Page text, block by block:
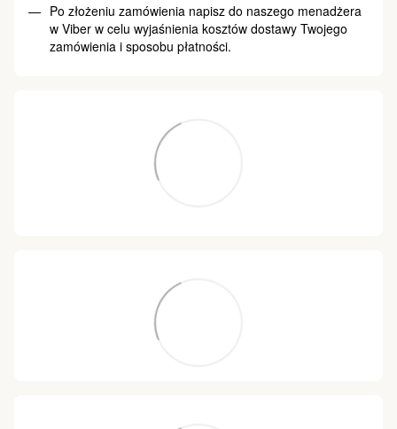
Po złożeniu zamówienia napisz do naszego menadżera
w Viber w celu wyjaśnienia kosztów dostawy Twojego
zamówienia i sposobu płatności.